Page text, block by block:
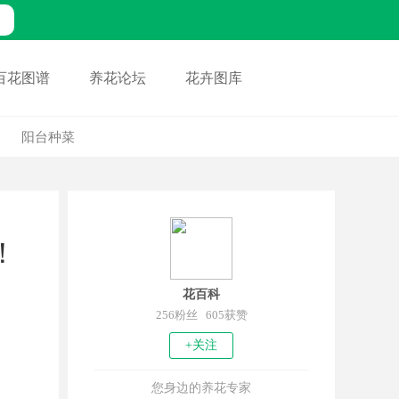
花图谱 养花论坛 花卉图库
阳台种菜
花百科
256粉丝 605获赞
+关注
您身边的养花专家